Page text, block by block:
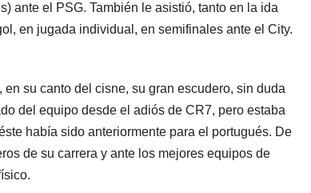
ante el PSG. También le asistió, tanto en la ida
en jugada individual, en semifinales ante el City.
su canto del cisne, su gran escudero, sin duda
del equipo desde el adiós de CR7, pero estaba
había sido anteriormente para el portugués. De
de su carrera y ante los mejores equipos de